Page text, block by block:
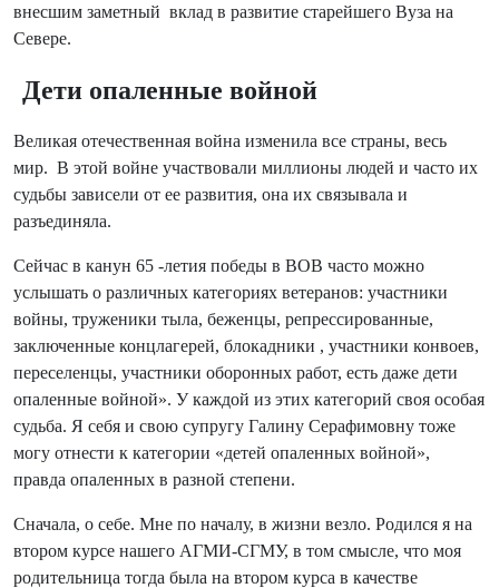
внесшим заметный вклад в развитие старейшего Вуза на
Севере.
Дети опаленные войной
Великая отечественная война изменила все страны, весь
мир. В этой войне участвовали миллионы людей и часто их
судьбы зависели от ее развития, она их связывала и
разъединяла.
Сейчас в канун 65 -летия победы в ВОВ часто можно
услышать о различных категориях ветеранов: участники
войны, труженики тыла, беженцы, репрессированные,
заключенные концлагерей, блокадники , участники конвоев,
переселенцы, участники оборонных работ, есть даже дети
опаленные войной». У каждой из этих категорий своя особая
судьба. Я себя и свою супругу Галину Серафимовну тоже
могу отнести к категории «детей опаленных войной»,
правда опаленных в разной степени.
Сначала, о себе. Мне по началу, в жизни везло. Родился я на
втором курсе нашего АГМИ-СГМУ, в том смысле, что моя
родительница тогда была на втором курса в качестве